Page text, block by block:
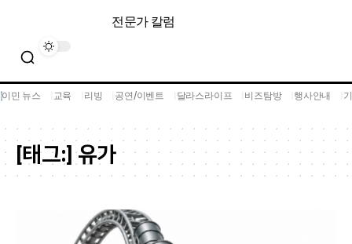
전문가 칼럼
이민 뉴스 교육 리빙 공연/이벤트 달라스라이프 비즈탐방 행사안내
[태그:]유가